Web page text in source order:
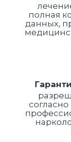
полная
данных,